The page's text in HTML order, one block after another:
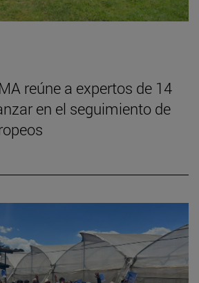
reúne a expertos de 14
en el seguimiento de